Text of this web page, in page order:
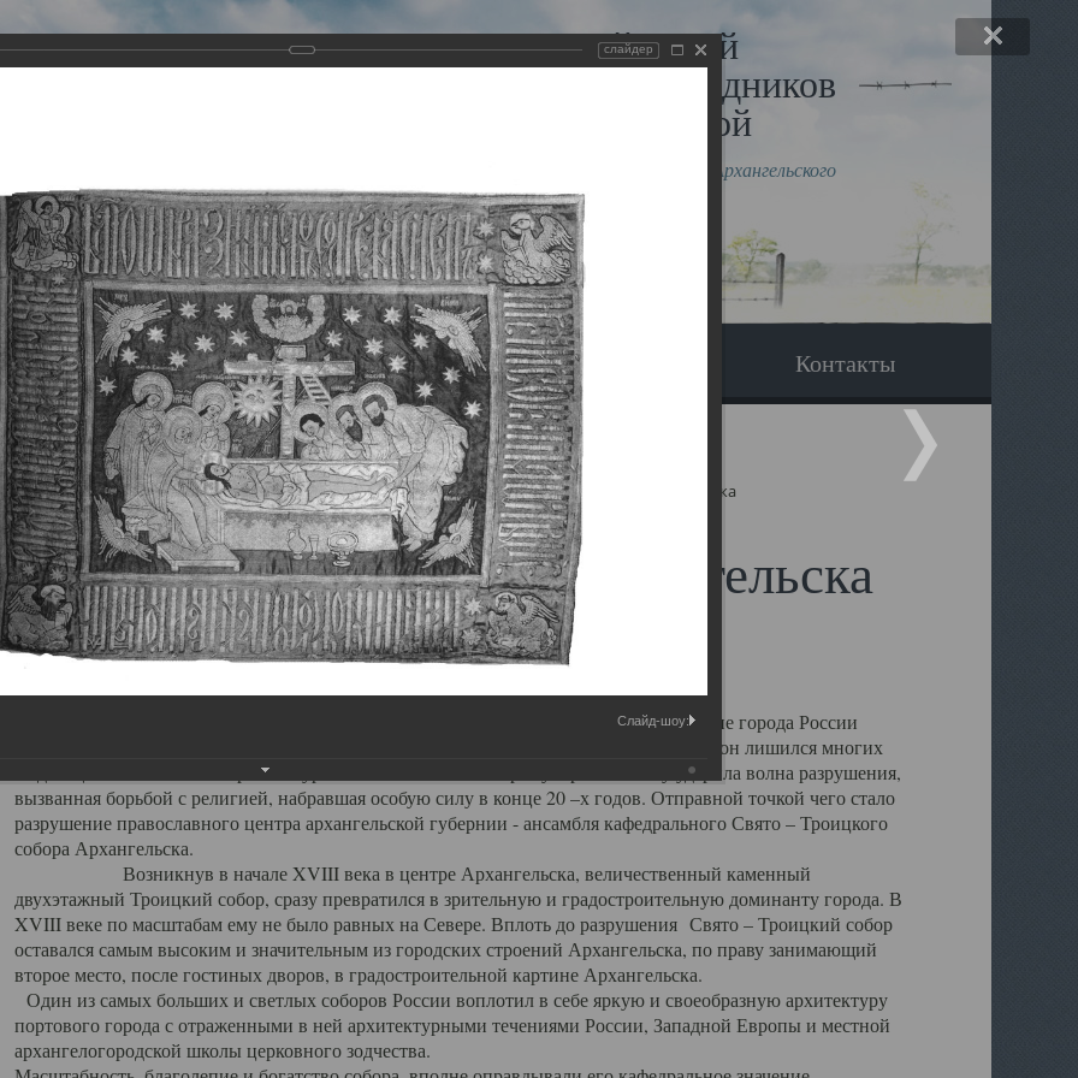
Виртуальный музей
Новомучеников и исповедников
Земли Архангельской
Сайт создан по благословлению митрополита Архангельского
и Холмогорского Даниила
Наследники Галерея Вопрос-ответ Контакты
Главная Галерея Храмы-мученики Архангельска Свято-Троицкий собор Архангельска
Свято-Троицкий собор Архангельска
Свято-Троицкий собор Архангельска
23.12.2015
Сегодня мы можем говорить, что Архангельск в большей мере, чем другие губернские города России
пострадал от целенаправленных систематических разрушений, в результате которых он лишился многих
выдающихся памятников архитектуры. Больше всего по старому Архангельску ударила волна разрушения,
вызванная борьбой с религией, набравшая особую силу в конце 20 –х годов. Отправной точкой чего стало
разрушение православного центра архангельской губернии - ансамбля кафедрального Свято – Троицкого
собора Архангельска.
Возникнув в начале XVIII века в центре Архангельска, величественный каменный
двухэтажный Троицкий собор, сразу превратился в зрительную и градостроительную доминанту города. В
XVIII веке по масштабам ему не было равных на Севере. Вплоть до разрушения Свято – Троицкий собор
оставался самым высоким и значительным из городских строений Архангельска, по праву занимающий
второе место, после гостиных дворов, в градостроительной картине Архангельска.
Один из самых больших и светлых соборов России воплотил в себе яркую и своеобразную архитектуру
портового города с отраженными в ней архитектурными течениями России, Западной Европы и местной
архангелогородской школы церковного зодчества.
слайдер
Слайд-шоу: